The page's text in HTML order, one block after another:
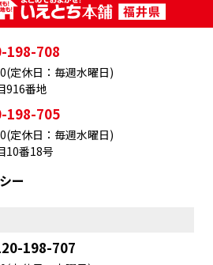
198-708
916番地
定休日：毎週水曜日)
198-705
10番18号
定休日：毎週水曜日)
ー
198-707